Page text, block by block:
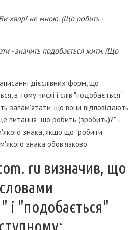
хворі не мною. (Що робить -
- значить подобається жити. (Що
дієслівних форм, що
в тому числі і слів "подобається"
запам'ятати, що вони відповідають
питання "що робить (зробить)?" -
знака, якщо що "робити
знака обов'язково.
ru визначив, що
і "подобається"